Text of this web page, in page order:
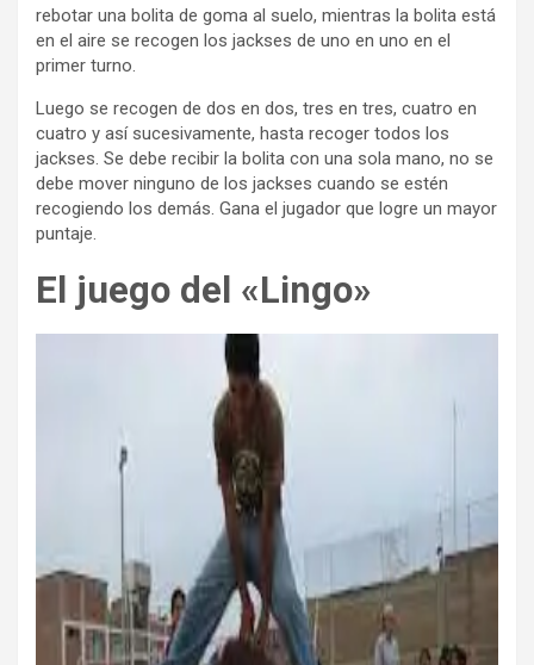
rebotar una bolita de goma al suelo, mientras la bolita está
en el aire se recogen los jackses de uno en uno en el
primer turno.
Luego se recogen de dos en dos, tres en tres, cuatro en
cuatro y así sucesivamente, hasta recoger todos los
jackses. Se debe recibir la bolita con una sola mano, no se
debe mover ninguno de los jackses cuando se estén
recogiendo los demás. Gana el jugador que logre un mayor
puntaje.
El juego del «Lingo»